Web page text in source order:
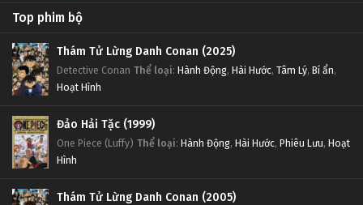
Top phim bộ
Thám Tử Lừng Danh Conan (2025)
Detective Conan Thể loại: Hành Động, Hài Hước, Tâm Lý, Bí ẩn,
Hoạt Hình
Đảo Hải Tặc (1999)
One Piece (Luffy) Thể loại: Hành Động, Hài Hước, Phiêu Lưu, Hoạt
Hình
Thám Tử Lừng Danh Conan (2005)